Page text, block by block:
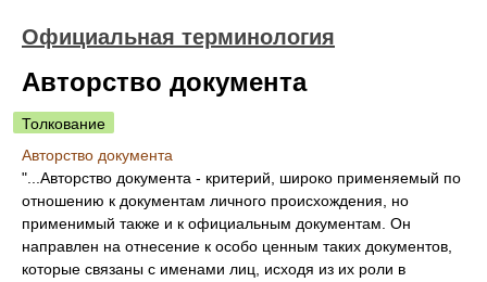
Официальная терминология
Авторство документа
Толкование
Авторство документа
"...Авторство документа - критерий, широко применяемый по
отношению к документам личного происхождения, но
применимый также и к официальным документам. Он
направлен на отнесение к особо ценным таких документов,
которые связаны с именами лиц, исходя из их роли в